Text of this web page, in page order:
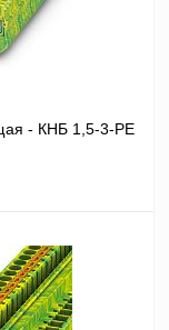
- КНБ 1,5-3-РЕ
корзину